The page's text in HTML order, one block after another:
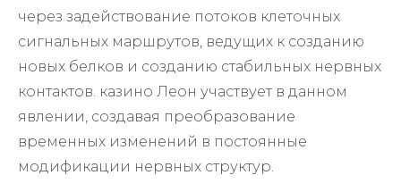
через задействование потоков клеточных
сигнальных маршрутов, ведущих к созданию
новых белков и созданию стабильных нервных
контактов. казино Леон участвует в данном
явлении, создавая преобразование
временных изменений в постоянные
модификации нервных структур.